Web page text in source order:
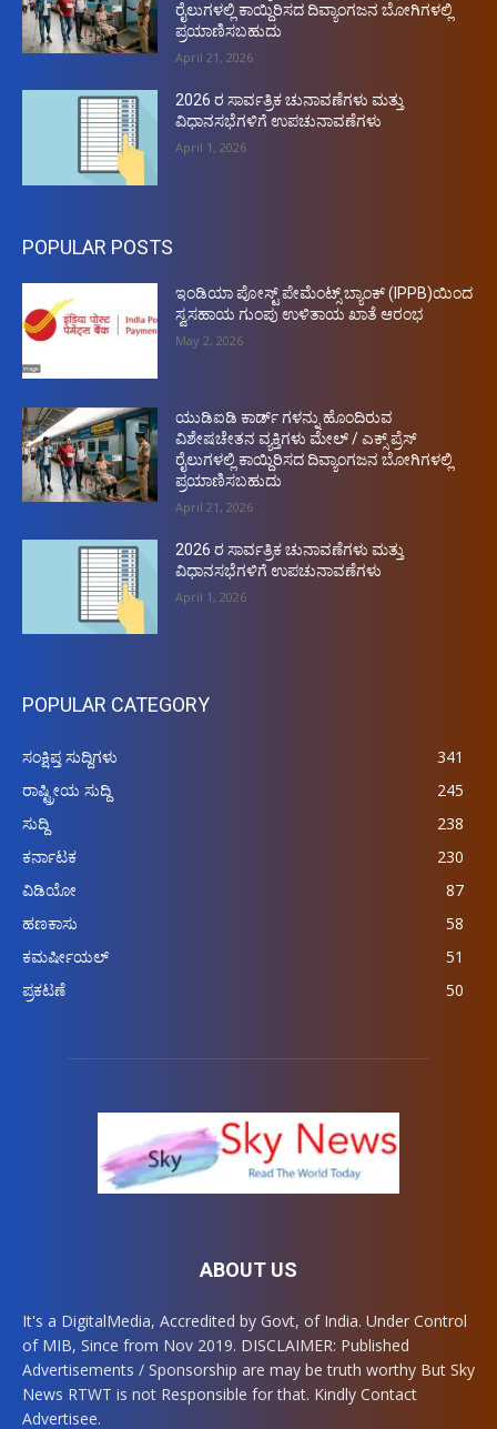
ರೈಲುಗಳಲ್ಲಿ ಕಾಯ್ದಿರಿಸದ ದಿವ್ಯಾಂಗಜನ ಬೋಗಿಗಳಲ್ಲಿ
ಪ್ರಯಾಣಿಸಬಹುದು
April 21, 2026
2026 ರ ಸಾರ್ವತ್ರಿಕ ಚುನಾವಣೆಗಳು ಮತ್ತು
ವಿಧಾನಸಭೆಗಳಿಗೆ ಉಪಚುನಾವಣೆಗಳು
April 1, 2026
POPULAR POSTS
ಇಂಡಿಯಾ ಪೋಸ್ಟ್ ಪೇಮೆಂಟ್ಸ್ ಬ್ಯಾಂಕ್ (IPPB)ಯಿಂದ
ಸ್ವಸಹಾಯ ಗುಂಪು ಉಳಿತಾಯ ಖಾತೆ ಆರಂಭ
May 2, 2026
ಯುಡಿಐಡಿ ಕಾರ್ಡ್ ಗಳನ್ನು ಹೊಂದಿರುವ
ವಿಶೇಷಚೇತನ ವ್ಯಕ್ತಿಗಳು ಮೇಲ್ / ಎಕ್ಸ್ ಪ್ರೆಸ್
ರೈಲುಗಳಲ್ಲಿ ಕಾಯ್ದಿರಿಸದ ದಿವ್ಯಾಂಗಜನ ಬೋಗಿಗಳಲ್ಲಿ
ಪ್ರಯಾಣಿಸಬಹುದು
April 21, 2026
2026 ರ ಸಾರ್ವತ್ರಿಕ ಚುನಾವಣೆಗಳು ಮತ್ತು
ವಿಧಾನಸಭೆಗಳಿಗೆ ಉಪಚುನಾವಣೆಗಳು
April 1, 2026
POPULAR CATEGORY
ಸಂಕ್ಷಿಪ್ತ ಸುದ್ದಿಗಳು
341
ರಾಷ್ಟ್ರೀಯ ಸುದ್ದಿ
245
ಸುದ್ದಿ
238
ಕರ್ನಾಟಕ
230
ವಿಡಿಯೋ
87
ಹಣಕಾಸು
58
ಕಮರ್ಷೀಯಲ್
51
ಪ್ರಕಟಣೆ
50
ABOUT US
It's a DigitalMedia, Accredited by Govt, of India. Under Control
of MIB, Since from Nov 2019. DISCLAIMER: Published
Advertisements / Sponsorship are may be truth worthy But Sky
News RTWT is not Responsible for that. Kindly Contact
Advertisee.